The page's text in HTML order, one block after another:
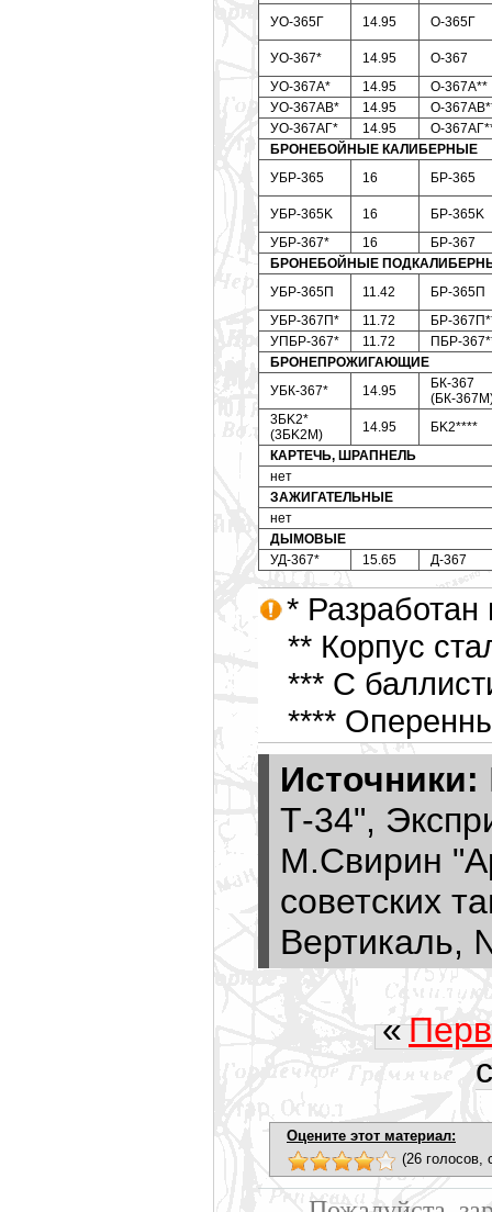
УО-365Г 14.95 O-365Г
УО-367* 14.95
O-367
УО-367A*
14.95
O-367A**
УО-367АВ*
14.95
O-
УО-367АГ*
14.95
O-
БРОНЕБОЙНЫЕ КАЛИБЕРНЫЕ
УБР-365
16 БР-365
УБР-365K 16
БР-365K
УБР-367*
16
БР-367
БРОНЕБОЙНЫЕ
УБР-365П
11.42
БР-365П
УБР-367П*
11.72
БР-
УПБР-367*
11.72
ПБР-
БРОНЕПРОЖИГАЮЩИЕ
УБК-367*
14.95
БК-367
(БК-
3БK2*
(3БK2M)
14.95
БK2****
КАРТЕЧЬ, ШРАПНЕЛЬ
нет
ЗАЖИГАТЕЛЬНЫЕ
нет
ДЫМОВЫЕ
УД-367*
15.65 Д-367
*
** Корпус
*** С
****
Источники:
Т-34",
М.Свирин
советских
Вертикаль,
«
Оцените этот материал:
(26 голосов,